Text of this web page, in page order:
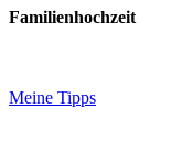
Familienhochzeit
Meine Tipps